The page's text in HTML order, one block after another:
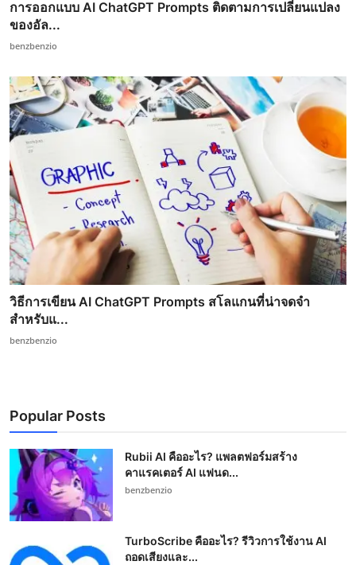
การออกแบบ AI ChatGPT Prompts ติดตามการเปลี่ยนแปลง
ของอัล...
benzbenzio
วิธีการเขียน AI ChatGPT Prompts สโลแกนที่น่าจดจำ
สำหรับแ...
benzbenzio
Popular Posts
Rubii AI คืออะไร? แพลตฟอร์มสร้าง
คาแรคเตอร์ AI แฟนด...
benzbenzio
TurboScribe คืออะไร? รีวิวการใช้งาน AI
ถอดเสียงและ...